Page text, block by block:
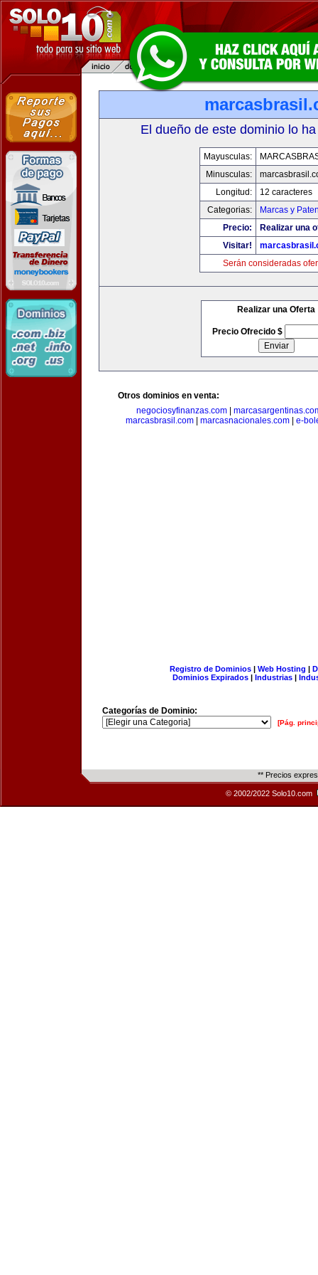
El dueño de este dominio lo
Mayusculas:
Minusculas:
Longitud:
12 caracteres
Categorias:
Marcas y
Precio:
Realizar una
Visitar!
Serán consideradas
Realizar una Oferta
Precio Ofrecido $
Otros dominios en venta:
negociosyfinanzas.com
marcasbrasil.com| marcasnacionales.com| e-
Registro de Dominios| Web Hosting |
Dominios Expirados | Industrias |
Categorías de Dominio:
[Pág.
** Precios
© 2002/2022 Solo10.com